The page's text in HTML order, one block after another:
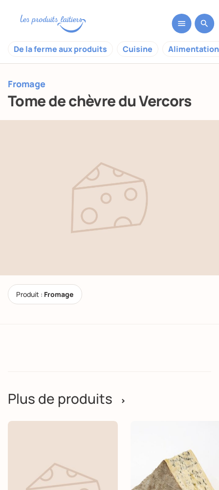
De la ferme aux produits Cuisine
Fromage
Tome de chèvre du Vercors
Produit : Fromage
Plus de produits >